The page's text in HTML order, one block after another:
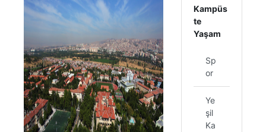
Kampüs
te
Yaşam
Sp
or
Ye
şil
Ka